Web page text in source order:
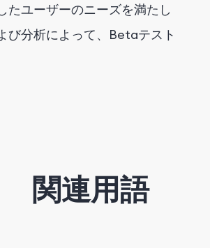
たユーザーのニーズを満たし
び分析によって、Betaテスト
関連用語